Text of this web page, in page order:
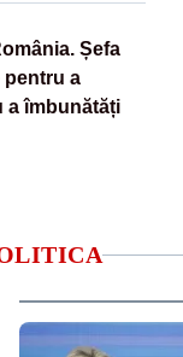
Șefa
pentru a
a îmbunătăți